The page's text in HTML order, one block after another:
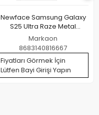
Newface Samsung Galaxy
S25 Ultra Raze Metal
Kamera Lens - Siyah
Markaon
8683140816667
Fiyatları Görmek İçin
Lütfen Bayi Girişi Yapın